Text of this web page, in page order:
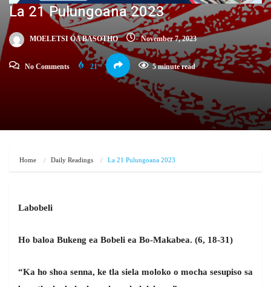
La 21 Pulungoana 2023
MOELETSI OA BASOTHO November 7, 2023
No Comments 21 5 minute read
Home Daily Readings La 21 Pulungoana 2023
Labobeli
Ho baloa Bukeng ea Bobeli ea Bo-Makabea. (6, 18-31)
“Ka ho shoa senna, ke tla siela moloko o mocha sesupiso sa